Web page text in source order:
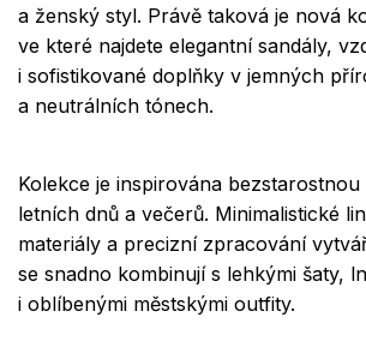
a ženský styl. Právě taková je nová
ve které najdete elegantní sandály,
i sofistikované doplňky v jemných
a neutrálních tónech.
Kolekce je inspirována
letních dnů a večerů. Minimalistické
materiály a precizní zpracování
se snadno kombinují s lehkými šaty,
i oblíbenými městskými outfity.